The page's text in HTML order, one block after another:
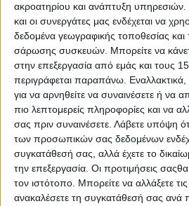
ακροατηρίου και ανάπτυξη υπηρεσιών.
και οι συνεργάτες μας ενδέχεται να
δεδομένα γεωγραφικής τοποθεσίας
σάρωσης συσκευών. Μπορείτε να
στην επεξεργασία από εμάς και τους
περιγράφεται παραπάνω. Εναλλακτικά,
για να αρνηθείτε να συναινέσετε ή να
πιο λεπτομερείς πληροφορίες και να
σας πριν συναινέσετε. Λάβετε υπόψη
των προσωπικών σας δεδομένων
συγκατάθεσή σας, αλλά έχετε το
την επεξεργασία. Οι προτιμήσεις
τον ιστότοπο. Μπορείτε να αλλάξετε
ανακαλέσετε τη συγκατάθεσή σας ανά
για την ελευθερία, σ’
Λεμπέση| Καλοκαιρινή περιοδεία
«Ύμνος εις την Ελευθερίαν»: Μία
για την ελευθερία, σε
Λεμπέση
Η ΕΛΠΙΔΑ ΕΓΙΝΕ ΝΟΤΕΣ
Μάριος Φραγκούλης - «Χέρια